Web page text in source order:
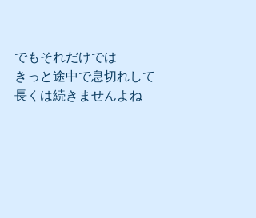
でもそれだけでは
きっと途中で息切れして
長くは続きませんよね